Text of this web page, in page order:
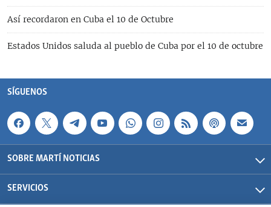
Así recordaron en Cuba el 10 de Octubre
Estados Unidos saluda al pueblo de Cuba por el 10 de octubre
SÍGUENOS
SOBRE MARTÍ NOTICIAS
SERVICIOS